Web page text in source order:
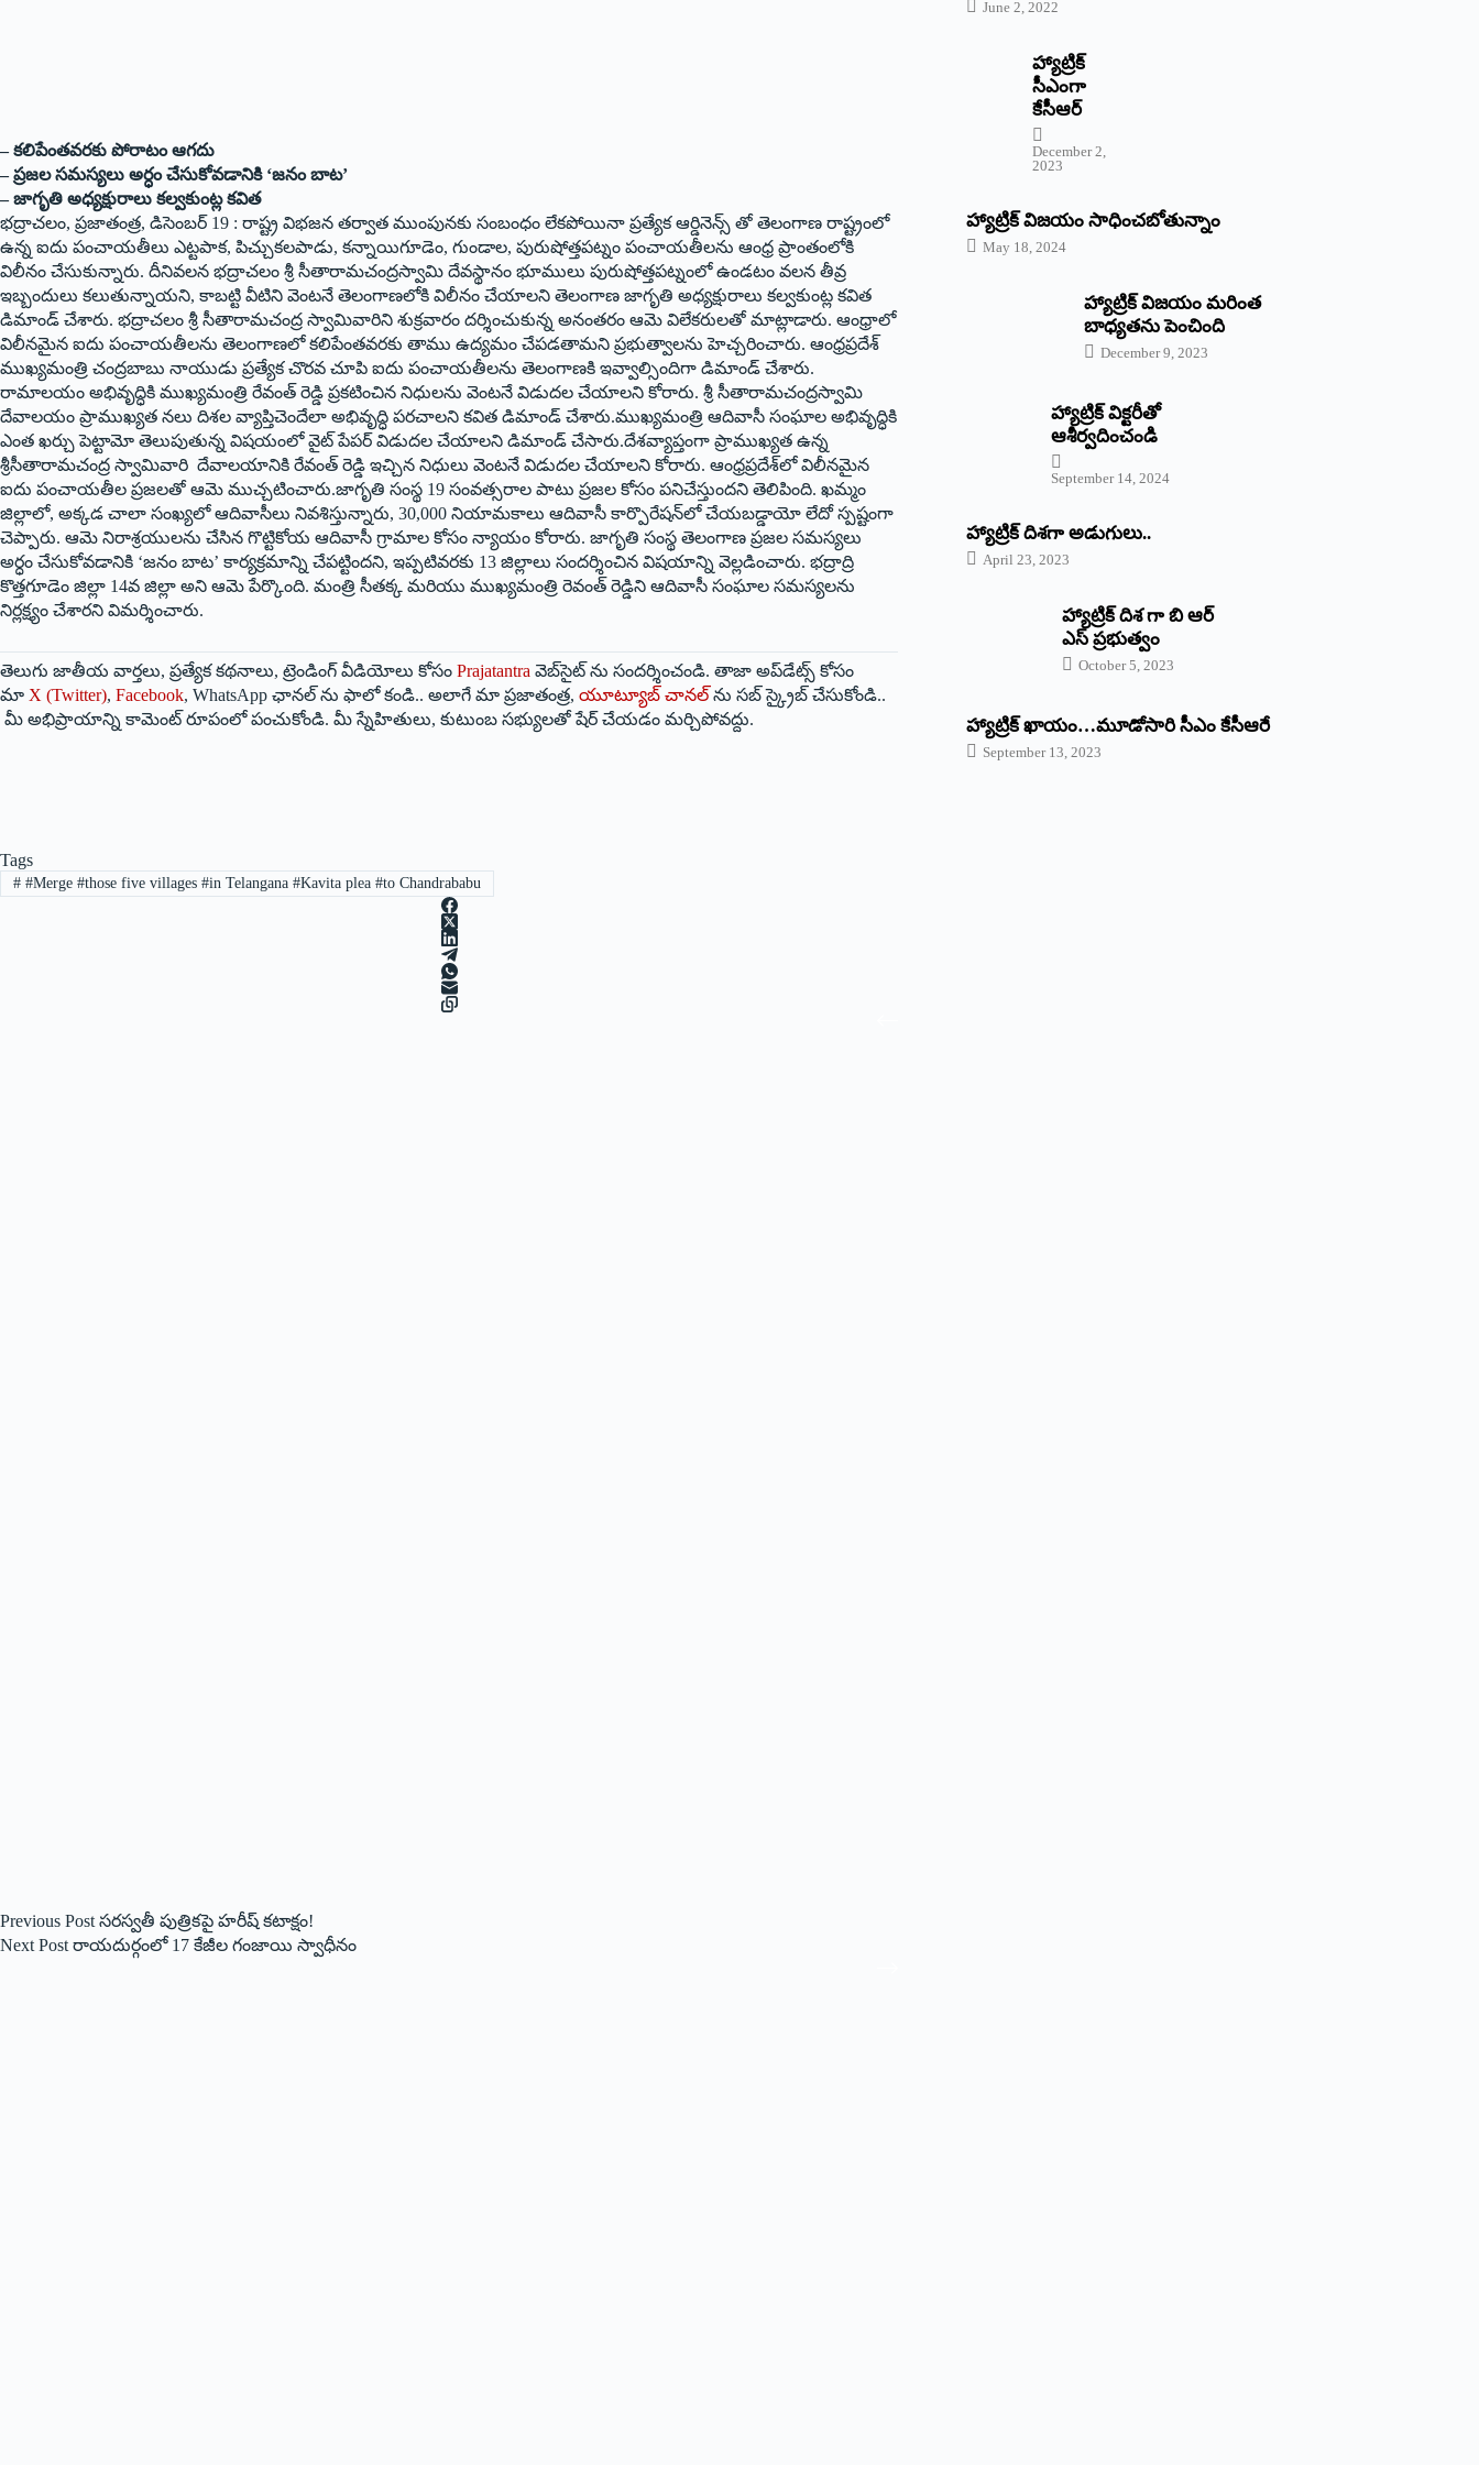
– కలిపేంతవరకు పోరాటం ఆగదు
– ప్రజల సమస్యలు అర్ధం చేసుకోవడానికి ‘జనం ‌బాట’
– జాగృతి అధ్యక్షురాలు కల్వకుంట్ల కవిత
భద్రాచలం, ప్రజాతంత్ర, డిసెంబర్‌ 19 : ‌రాష్ట్ర విభజన తర్వాత ముంపునకు సంబంధం లేకపోయినా ప్రత్యేక ఆర్డినెన్స్ ‌తో తెలంగాణ రాష్ట్రంలో
ఉన్న ఐదు పంచాయతీలు ఎట్టపాక, పిచ్చుకలపాడు, కన్నాయిగూడెం, గుండాల, పురుషోత్తపట్నం పంచాయతీలను ఆంధ్ర ప్రాంతంలోకి
విలీనం చేసుకున్నారు. దీనివలన భద్రాచలం శ్రీ సీతారామచంద్రస్వామి దేవస్థానం భూములు పురుషోత్తపట్నంలో ఉండటం వలన తీవ్ర
ఇబ్బందులు క‌లుతున్నాయని, కాబట్టి వీటిని వెంటనే తెలంగాణలోకి విలీనం చేయాలని తెలంగాణ జాగృతి అధ్యక్షురాలు కల్వకుంట్ల కవిత
డిమాండ్‌ ‌చేశారు. భద్రాచలం శ్రీ సీతారామచంద్ర స్వామివారిని శుక్రవారం దర్శించుకున్న అనంతరం ఆమె విలేకరులతో మాట్లాడారు. ఆంధ్రాలో
విలీనమైన ఐదు పంచాయతీలను తెలంగాణలో కలిపేంతవరకు తాము ఉద్యమం చేపడతామని ప్రభుత్వాలను హెచ్చరించారు. ఆంధ్రప్రదేశ్‌
‌ముఖ్యమంత్రి చంద్రబాబు నాయుడు ప్రత్యేక చొరవ చూపి ఐదు పంచాయతీలను తెలంగాణకి ఇవ్వాల్సిందిగా డిమాండ్‌ ‌చేశారు.
రామాలయం అభివృద్ధికి ముఖ్యమంత్రి రేవంత్‌ ‌రెడ్డి ప్రకటించిన నిధులను వెంటనే విడుదల చేయాలని కోరారు. శ్రీ సీతారామచంద్రస్వామి
దేవాలయం ప్రాముఖ్యత నలు దిశల వ్యాప్తిచెందేలా అభివృద్ధి పరచాలని కవిత డిమాండ్‌ ‌చేశారు.ముఖ్యమంత్రి ఆదివాసీ సంఘాల అభివృద్ధికి
ఎంత ఖర్చు పెట్టామో తెలుపుతున్న విషయంలో వైట్‌ ‌పేపర్‌ ‌విడుదల చేయాలని డిమాండ్‌ ‌చేసారు.దేశవ్యాప్తంగా ప్రాముఖ్యత ఉన్న
శ్రీసీతారామచంద్ర స్వామివారి దేవాలయానికి రేవంత్‌ ‌రెడ్డి ఇచ్చిన నిధులు వెంటనే విడుదల చేయాలని కోరారు. ఆంధ్రప్రదేశ్‌లో విలీనమైన
ఐదు పంచాయతీల ప్రజలతో ఆమె ముచ్చటించారు.జాగృతి సంస్థ 19 సంవత్సరాల పాటు ప్రజల కోసం పనిచేస్తుందని తెలిపింది. ఖమ్మం
జిల్లాలో, అక్కడ చాలా సంఖ్యలో ఆదివాసీలు నివశిస్తున్నారు, 30,000 నియామకాలు ఆదివాసీ కార్పొరేషన్‌లో చేయబడ్డాయో లేదో స్పష్టంగా
చెప్పారు. ఆమె నిరాశ్రయులను చేసిన గొట్టికోయ ఆదివాసీ గ్రామాల కోసం న్యాయం కోరారు. జాగృతి సంస్థ తెలంగాణ ప్రజల సమస్యలు
అర్ధం చేసుకోవడానికి ‘జనం ‌బాట’ కార్యక్రమాన్ని చేపట్టిందని, ఇప్పటివరకు 13 జిల్లాలు సందర్శించిన విషయాన్ని వెల్లడించారు. భద్రాద్రి
కొత్తగూడెం జిల్లా 14వ జిల్లా అని ఆమె పేర్కొంది. మంత్రి సీతక్క మరియు ముఖ్యమంత్రి రెవంత్‌ ‌రెడ్డిని ఆదివాసీ సంఘాల సమస్యలను
నిర్లక్ష్యం చేశారని విమర్శించారు.
తెలుగు జాతీయ వార్తలు, ప్రత్యేక కథనాలు, ట్రెండింగ్ వీడియోలు కోసం Prajatantra వెబ్‌సైట్ ను సందర్శించండి. తాజా అప్‌డేట్స్ కోసం
మా X (Twitter), Facebook, WhatsApp ఛానల్ ను ఫాలో కండి.. అలాగే మా ప్రజాతంత్ర, యూట్యూబ్ చానల్ ను సబ్ స్క్రైబ్ చేసుకోండి..
మీ అభిప్రాయాన్ని కామెంట్ రూపంలో పంచుకోండి. మీ స్నేహితులు, కుటుంబ సభ్యులతో షేర్ చేయడం మర్చిపోవద్దు.
Tags
##Merge #those five villages #in Telangana #Kavita plea #to Chandrababu
Previous Post సరస్వతీ పుత్రికపై హరీష్‌ కటాక్షం!
Next Post రాయదుర్గంలో 17 కేజీల గంజాయి స్వాధీనం
June 2, 2022
హ్యాట్రిక్‌
‌సీఎంగా
కేసీఆర్‌
December 2,
2023
హ్యాట్రిక్‌ విజయం సాధించబోతున్నాం
May 18, 2024
హ్యాట్రిక్ విజయం మరింత
బాధ్యతను పెంచింది
December 9, 2023
హ్యాట్రిక్‌ ‌విక్టరీతో
ఆశీర్వదించండి
September 14, 2024
‌హ్యాట్రిక్‌ ‌దిశగా అడుగులు..
April 23, 2023
హ్యాట్రిక్ దిశ గా బి ఆర్
ఎస్ ప్రభుత్వం
October 5, 2023
హ్యాట్రిక్‌ ‌ఖాయం…మూడోసారి సీఎం కేసీఆరే
September 13, 2023